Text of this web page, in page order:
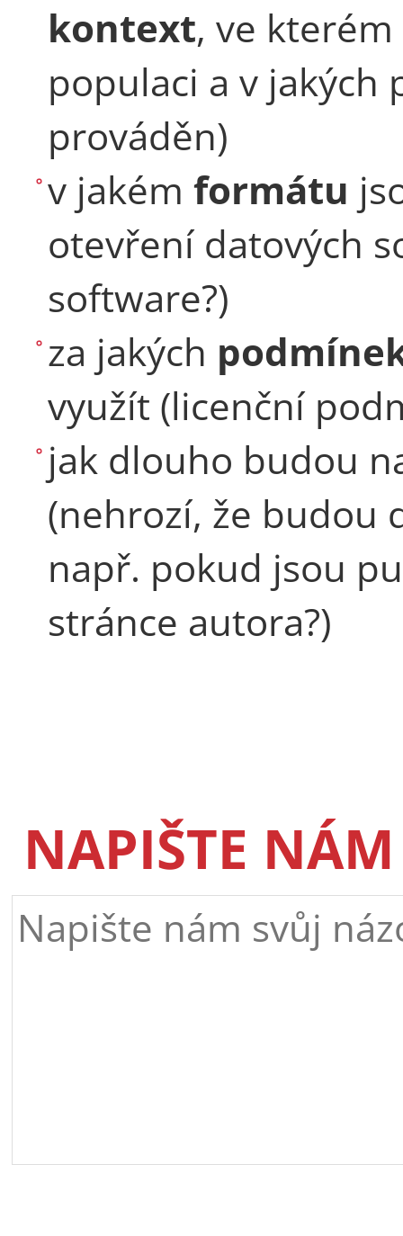
kontext, ve
populaci a v jakých
prováděn)
v jakém formátu
otevření datových
software?)
za jakých
využít (licenční
jak dlouho budou
(nehrozí, že budou
např. pokud jsou
stránce autora?)
NAPIŠTE NÁM